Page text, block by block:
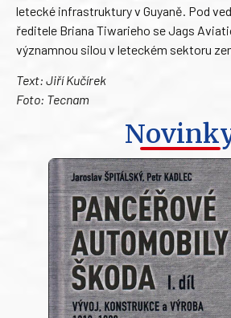
letecké infrastruktury v Guyaně. Pod
ředitele Briana Tiwarieho se Jags
významnou silou v leteckém sektoru
Text: Jiří Kučírek
Foto: Tecnam